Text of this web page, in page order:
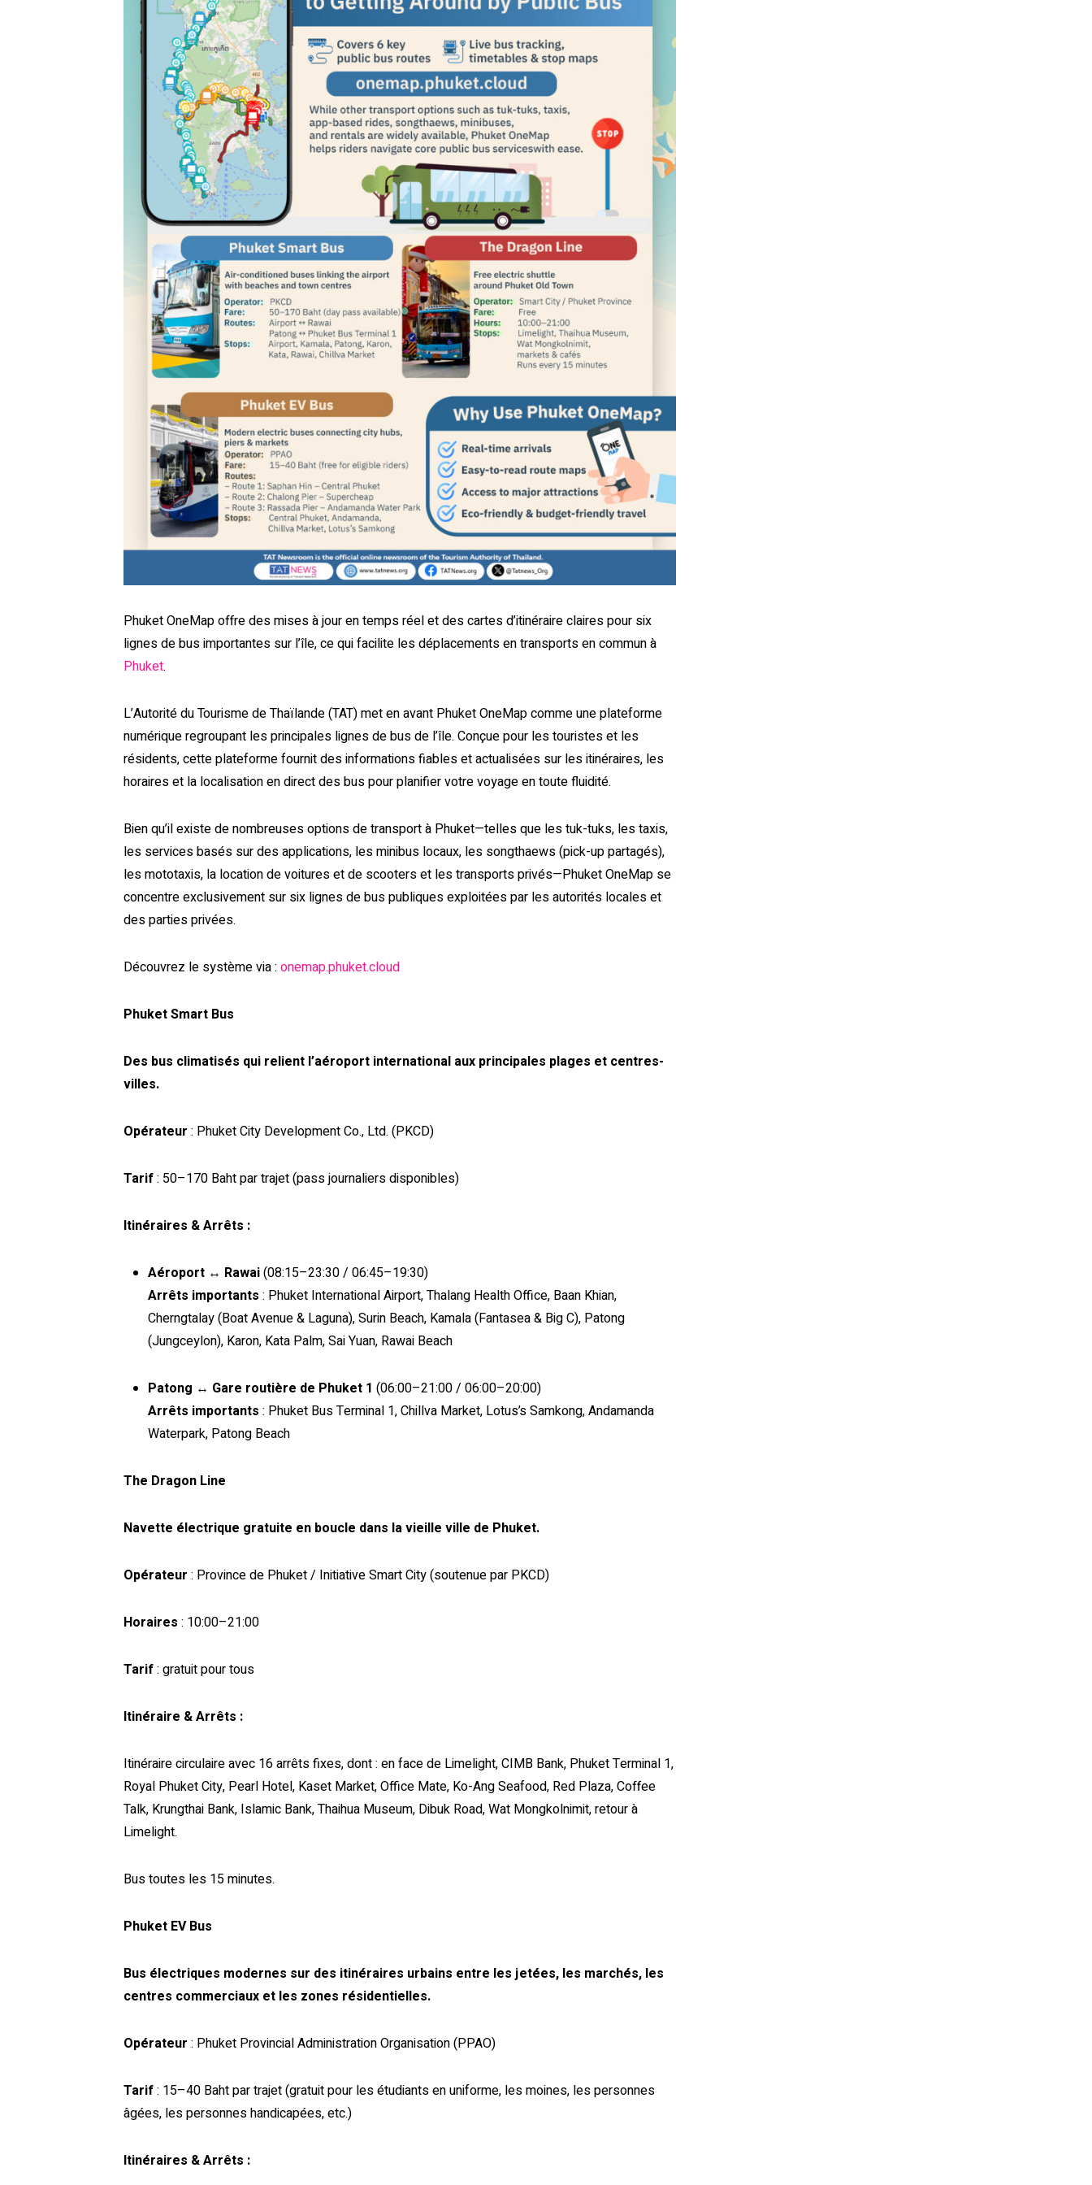
Phuket OneMap offre des mises à jour en temps réel et des cartes d’itinéraire claires pour six
lignes de bus importantes sur l’île, ce qui facilite les déplacements en transports en commun à
Phuket.
L’Autorité du Tourisme de Thaïlande (TAT) met en avant Phuket OneMap comme une plateforme
numérique regroupant les principales lignes de bus de l’île. Conçue pour les touristes et les
résidents, cette plateforme fournit des informations fiables et actualisées sur les itinéraires, les
horaires et la localisation en direct des bus pour planifier votre voyage en toute fluidité.
Bien qu’il existe de nombreuses options de transport à Phuket—telles que les tuk-tuks, les taxis,
les services basés sur des applications, les minibus locaux, les songthaews (pick-up partagés),
les mototaxis, la location de voitures et de scooters et les transports privés—Phuket OneMap se
concentre exclusivement sur six lignes de bus publiques exploitées par les autorités locales et
des parties privées.
Découvrez le système via : onemap.phuket.cloud
Phuket Smart Bus
Des bus climatisés qui relient l’aéroport international aux principales plages et centres-
villes.
Opérateur : Phuket City Development Co., Ltd. (PKCD)
Tarif: 50–170 Baht par trajet (pass journaliers disponibles)
Itinéraires & Arrêts :
Aéroport ↔ Rawai(08:15–23:30 / 06:45–19:30)
Arrêts importants : Phuket International Airport, Thalang Health Office, Baan Khian,
Cherngtalay (Boat Avenue & Laguna), Surin Beach, Kamala (Fantasea & Big C), Patong
(Jungceylon), Karon, Kata Palm, Sai Yuan, Rawai Beach
Patong ↔ Gare routière de Phuket 1 (06:00–21:00 / 06:00–20:00)
Arrêts importants : Phuket Bus Terminal 1, Chillva Market, Lotus’s Samkong, Andamanda
Waterpark, Patong Beach
The Dragon Line
Navette électrique gratuite en boucle dans la vieille ville de Phuket.
Opérateur : Province de Phuket / Initiative Smart City (soutenue par PKCD)
Horaires : 10:00–21:00
Tarif: gratuit pour tous
Itinéraire & Arrêts :
Itinéraire circulaire avec 16 arrêts fixes, dont : en face de Limelight, CIMB Bank, Phuket Terminal 1,
Royal Phuket City, Pearl Hotel, Kaset Market, Office Mate, Ko-Ang Seafood, Red Plaza, Coffee
Talk, Krungthai Bank, Islamic Bank, Thaihua Museum, Dibuk Road, Wat Mongkolnimit, retour à
Limelight.
Bus toutes les 15 minutes.
Phuket EV Bus
Bus électriques modernes sur des itinéraires urbains entre les jetées, les marchés, les
centres commerciaux et les zones résidentielles.
Opérateur : Phuket Provincial Administration Organisation (PPAO)
Tarif: 15–40 Baht par trajet (gratuit pour les étudiants en uniforme, les moines, les personnes
âgées, les personnes handicapées, etc.)
Itinéraires & Arrêts :
Mis niets nieuws